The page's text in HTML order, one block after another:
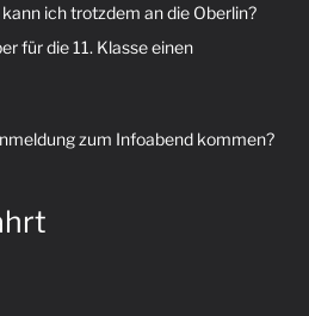
ich trotzdem an die Oberlin?
für die 11. Klasse einen
zum Infoabend kommen?